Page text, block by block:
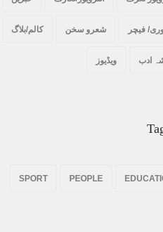
فیچر شعرو سخن کالم/بلاگ
ادب ویڈیوز
PEOPLE
SPORT